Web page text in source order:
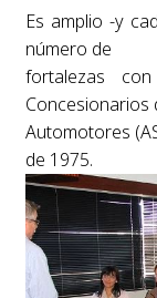
Es amplio -y
número de
fortalezas
Concesionarios
Automotores
de 1975.